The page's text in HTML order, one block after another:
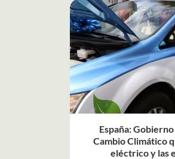
España:
Cambio Climático
eléctrico y las